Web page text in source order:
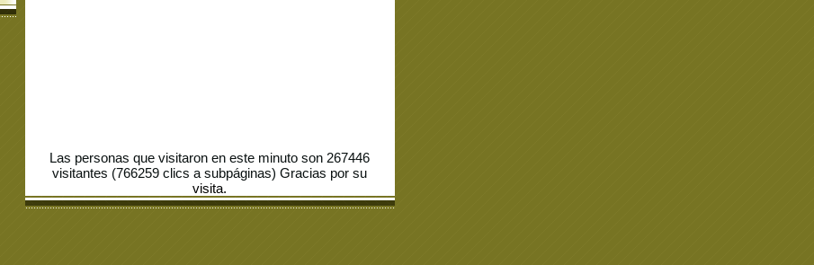
Las personas que visitaron en este minuto son 267446
visitantes (766259 clics a subpáginas) Gracias por su
visita.